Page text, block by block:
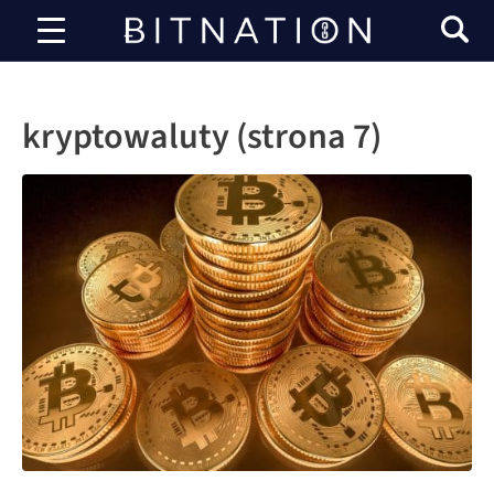
Bitnacja
kryptowaluty (strona 7)